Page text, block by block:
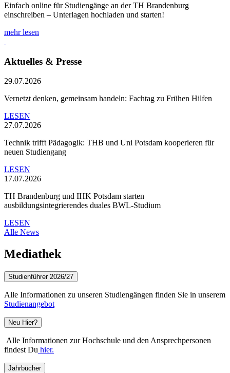
Einfach online für Studiengänge an der TH Brandenburg
einschreiben – Unterlagen hochladen und starten!
mehr lesen
Aktuelles & Presse
29.07.2026
Vernetzt denken, gemeinsam handeln: Fachtag zu Frühen Hilfen
LESEN
27.07.2026
Technik trifft Pädagogik: THB und Uni Potsdam kooperieren für
neuen Studiengang
LESEN
17.07.2026
TH Brandenburg und IHK Potsdam starten
ausbildungsintegrierendes duales BWL-Studium
LESEN
Alle News
Mediathek
Studienführer 2026/27
Alle Informationen zu unseren Studiengängen finden Sie in unserem
Studienangebot
Neu Hier?
Alle Informationen zur Hochschule und den Ansprechpersonen
findest Du hier.
Jahrbücher